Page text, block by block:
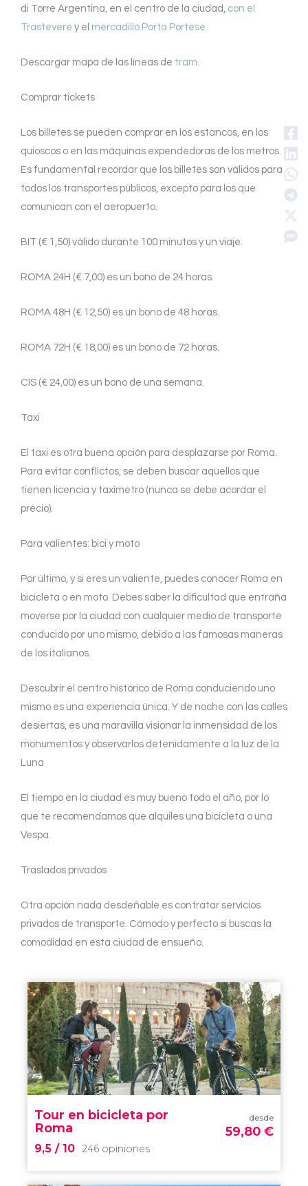
di Torre Argentina, en el centro de la ciudad, con el
Trastevere y el mercadillo Porta Portese.
Descargar mapa de las líneas de tram
Comprar tickets
Los billetes se pueden comprar en los estancos, en los
quioscos o en las máquinas expendedoras de los metros.
Es fundamental recordar que los billetes son válidos para
todos los transportes públicos, excepto para los que
comunican con el aeropuerto.
BIT (€ 1,50) válido durante 100 minutos y un viaje.
ROMA 24H (€ 7,00) es un bono de 24 horas.
ROMA 48H (€ 12,50) es un bono de 48 horas.
ROMA 72H (€ 18,00) es un bono de 72 horas.
CIS (€ 24,00) es un bono de una semana.
Taxi
El taxi es otra buena opción para desplazarse por Roma.
Para evitar conflictos, se deben buscar aquellos que
tienen licencia y taxímetro (nunca se debe acordar el
precio).
Para valientes: bici y moto
Por último, y si eres un valiente, puedes conocer Roma en
bicicleta o en moto. Debes saber la dificultad que entraña
moverse por la ciudad con cualquier medio de transporte
conducido por uno mismo, debido a las famosas maneras
de los italianos.
Descubrir el centro histórico de Roma conduciendo uno
mismo es una experiencia única. Y de noche con las calles
desiertas, es una maravilla visionar la inmensidad de los
monumentos y observarlos detenidamente a la luz de la
Luna
El tiempo en la ciudad es muy bueno todo el año, por lo
que te recomendamos que alquiles una bicicleta o una
Vespa.
Traslados privados
Otra opción nada desdeñable es contratar servicios
privados de transporte. Cómodo y perfecto si buscas la
comodidad en esta ciudad de ensueño.